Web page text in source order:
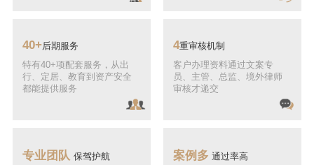
40+后期服务
特有40+项配套服务，从出
行、定居、教育到资产安全
都能提供服务
4重审核机制
客户办理资料通过文案专
员、主管、总监、境外律师
审核才递交
专业团队保驾护航
案例多 通过率高